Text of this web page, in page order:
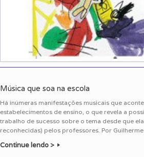
Música que soa na escola
Há inúmeras manifestações musicais que
estabelecimentos de ensino, o que revela a
trabalho de sucesso sobre o tema desde que
reconhecidas) pelos professores. Por
Continue lendo >